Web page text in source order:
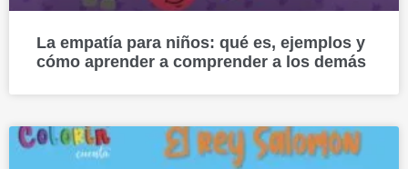
La empatía para niños: qué es, ejemplos y
cómo aprender a comprender a los demás